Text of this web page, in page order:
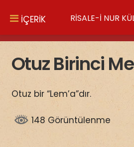
Otuz Birinci
Otuz bir “Lem’a”dır.
148 Görüntülenme
İÇERİK RİSALE-İ NUR